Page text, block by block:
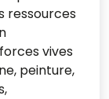
ressources
vives
peinture,